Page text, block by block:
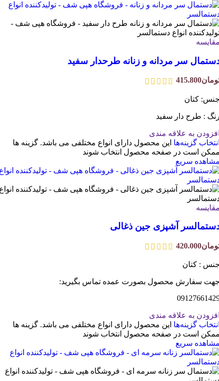
سر مردانه و زنانه طرحدار سفید
415.800
کتان
: طرح دار سفید
به علاقه مندی
گزینه‌ها این محصول دارای انواع مختلفی می باشد. گزینه ها
است در صفحه محصول انتخاب شوند
سریع
آشپزی جین ذغالی
420.000
: کتان
سفارش محصول بصورت عمده تماس بگیرید:
به علاقه مندی
گزینه‌ها این محصول دارای انواع مختلفی می باشد. گزینه ها
است در صفحه محصول انتخاب شوند
سریع